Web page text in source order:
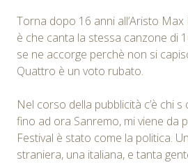
Torna dopo 16 anni all’Aristo Max
è che canta la stessa canzone di
se ne accorge perchè non si
Quattro è un voto rubato.
Nel corso della pubblicità c’è chi
fino ad ora Sanremo, mi viene da
Festival è stato come la politica.
straniera, una italiana, e tanta